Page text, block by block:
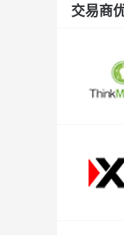
交易商